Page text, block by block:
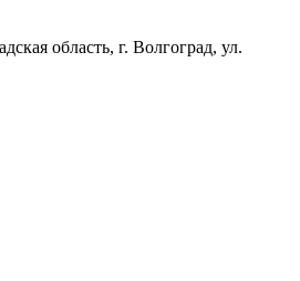
область, г. Волгоград, ул.